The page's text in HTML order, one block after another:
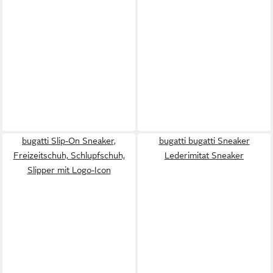
bugatti Slip-On Sneaker,
Freizeitschuh, Schlupfschuh,
Slipper mit Logo-Icon
bugatti bugatti Sneaker
Lederimitat Sneaker